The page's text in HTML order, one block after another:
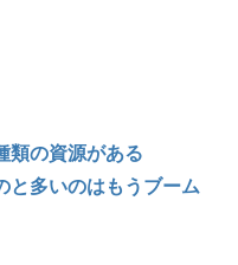
類の資源がある
と多いのはもうブーム